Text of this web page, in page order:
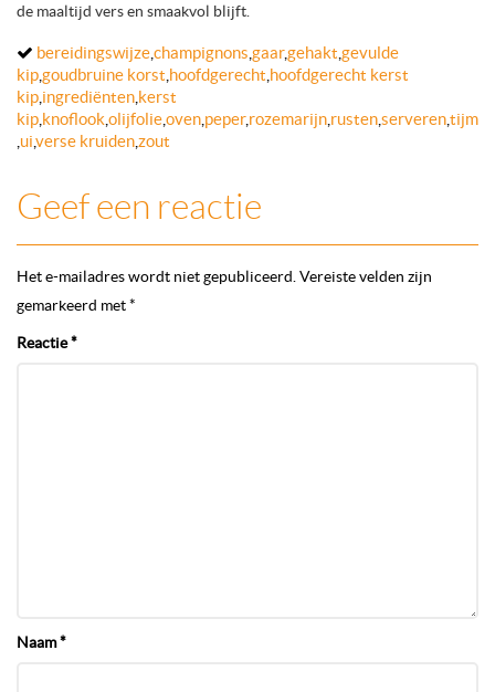
de maaltijd vers en smaakvol blijft.
bereidingswijzechampignons gaar,gehakt gevulde
kipgoudbruine korst hoofdgerecht hoofdgerecht kerst
kip ingrediënten kerst
kip knoflook olijfolieoven peper,rozemarijn rustenserverentijm
uiverse kruidenzout
Geef een reactie
Het e-mailadres wordt niet gepubliceerd. Vereiste velden zijn
gemarkeerd met*
Reactie*
Naam*